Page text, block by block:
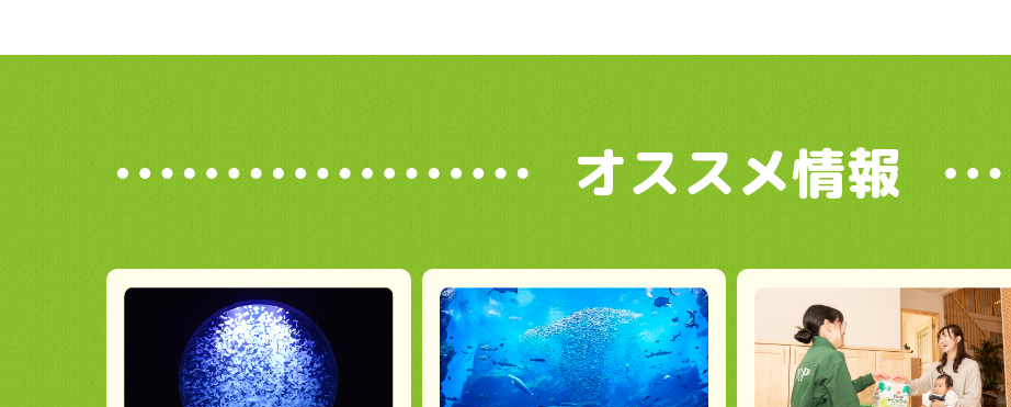
オススメ情報